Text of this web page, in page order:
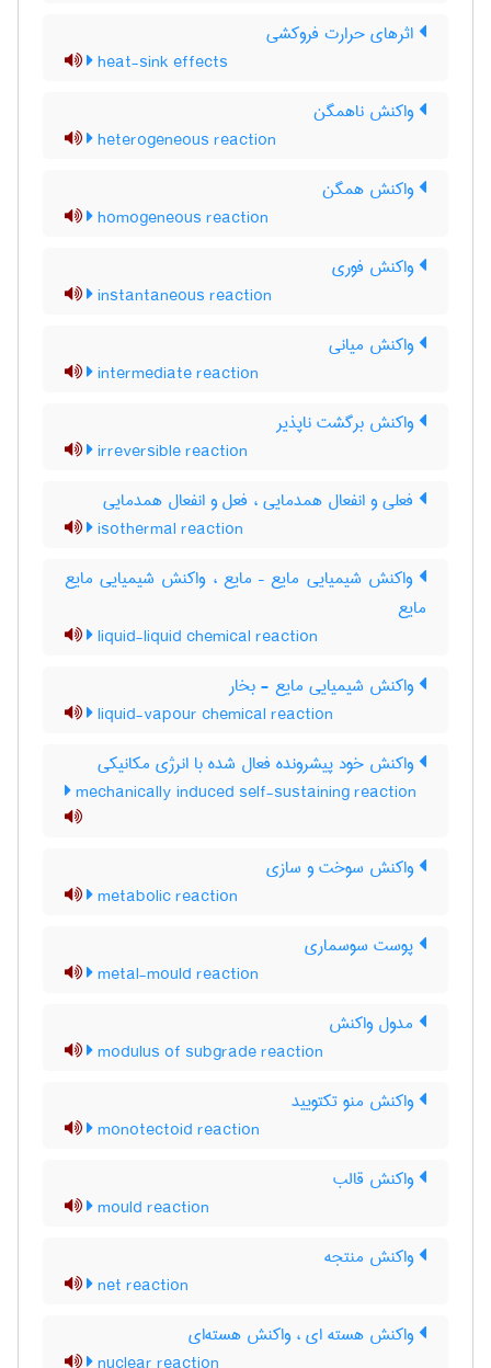
اثرهای حرارت فروکشی
heat-sink effects
واکنش ناهمگن
heterogeneous reaction
واکنش همگن
homogeneous reaction
واکنش فوری
instantaneous reaction
واکنش میانی
intermediate reaction
واکنش برگشت ناپذیر
irreversible reaction
فعلی و انفعال همدمایی ، فعل و انفعال همدمایی
isothermal reaction
واکنش شیمیایی مایع – مایع ، واکنش شیمیایی مایع
مایع
liquid-liquid chemical reaction
واکنش شیمیایی مایع - بخار
liquid-vapour chemical reaction
واکنش خود پیشرونده فعال شده با انرژی مکانیکی
mechanically induced self-sustaining reaction
واکنش سوخت و سازی
metabolic reaction
پوست سوسماری
metal-mould reaction
مدول واکنش
modulus of subgrade reaction
واکنش منو تکتویید
monotectoid reaction
واکنش قالب
mould reaction
واکنش منتجه
net reaction
واکنش هسته ای ، واکنش هسته‌ای